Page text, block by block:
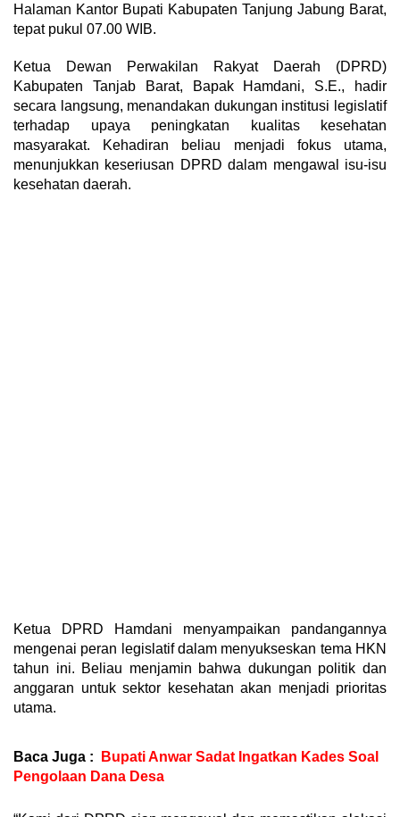
Halaman Kantor Bupati Kabupaten Tanjung Jabung Barat,
tepat pukul 07.00 WIB.
Ketua Dewan Perwakilan Rakyat Daerah (DPRD)
Kabupaten Tanjab Barat, Bapak Hamdani, S.E., hadir
secara langsung, menandakan dukungan institusi legislatif
terhadap upaya peningkatan kualitas kesehatan
masyarakat. Kehadiran beliau menjadi fokus utama,
menunjukkan keseriusan DPRD dalam mengawal isu-isu
kesehatan daerah.
Ketua DPRD Hamdani menyampaikan pandangannya
mengenai peran legislatif dalam menyukseskan tema HKN
tahun ini. Beliau menjamin bahwa dukungan politik dan
anggaran untuk sektor kesehatan akan menjadi prioritas
utama.
Baca Juga :
Bupati Anwar Sadat Ingatkan Kades Soal
Pengolaan Dana Desa